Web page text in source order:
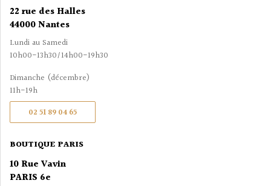
22 rue des Halles
44000 Nantes
Lundi au Samedi
10h00-13h30/14h00-19h30
Dimanche (décembre)
11h-19h
02 51 89 04 65
BOUTIQUE PARIS
10 Rue Vavin
PARIS 6e